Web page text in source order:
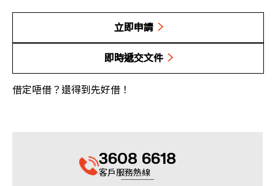
立即申請
即時遞交文件
借定唔借？還得到先好借！
3608 6618
客戶服務熱線